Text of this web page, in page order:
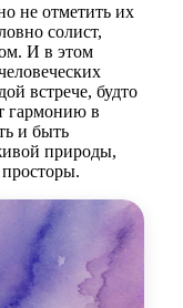
не отметить их
солист,
И в этом
встрече, будто
гармонию в
и быть
природы,